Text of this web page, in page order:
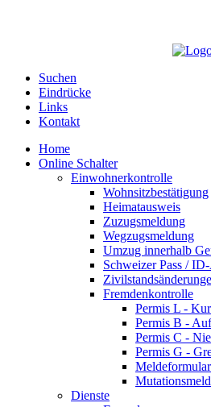
Suchen
Eindrücke
Links
Kontakt
Home
Online Schalter
Einwohnerkontrolle
Wohnsitzbestätigung
Heimatausweis
Zuzugsmeldung
Wegzugsmeldung
Umzug innerhalb
Schweizer Pass /
Fremdenkontrolle
Permis L -
Permis B -
Permis C -
Permis G -
Dienste